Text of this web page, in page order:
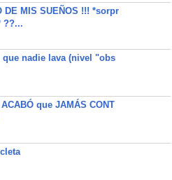
DE MIS SUEÑOS !!! *sorpr
??...
que nadie lava (nivel "obs
que JAMÁS CONT